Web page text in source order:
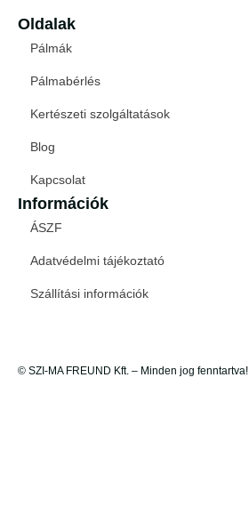
Oldalak
Pálmák
Pálmabérlés
Kertészeti szolgáltatások
Blog
Kapcsolat
Információk
ÁSZF
Adatvédelmi tájékoztató
Szállítási információk
© SZI-MA FREUND Kft. – Minden jog fenntartva!